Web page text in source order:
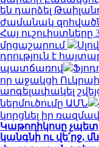
են դարձել
ժամանակ
Հայ ուշուիստները
մրցաշարում
դրություն է
պատճառով
որ աջակցի
արգելափակել
ներմուծումը ԱՄՆ
կորցնել իր
Կաթողիկոսը
կանգնի ու վե՛րջ,